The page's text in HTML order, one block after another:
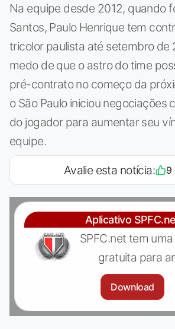
Na equipe desde 2012, quando
Santos, Paulo Henrique tem
tricolor paulista até setembro de
medo de que o astro do time
pré-contrato no começo da
o São Paulo iniciou negociações
do jogador para aumentar seu
equipe.
Avalie esta notícia: 9
Aplicativo
SPFC.net tem
gratuita para
Download